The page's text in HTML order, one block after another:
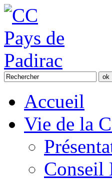
Accueil
Vie de la
Conseil